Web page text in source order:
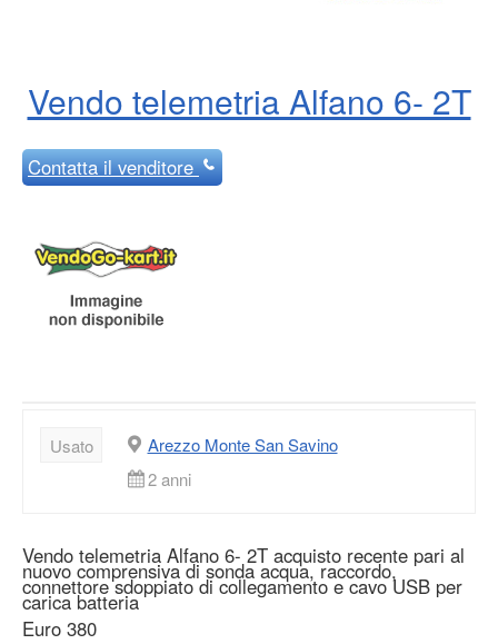
Vendo telemetria Alfano 6- 2T
Contattail venditore
Usato
Arezzo Monte San Savino
2 anni
Vendo telemetria Alfano 6- 2T acquisto recente pari al
nuovo comprensiva di sonda acqua, raccordo,
connettore sdoppiato di collegamento e cavo USB per
carica batteria
Euro 380